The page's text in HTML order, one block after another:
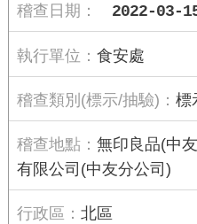
2022-03-
食安處
標
無印良品(中
有限公司(中友分公司)
北區